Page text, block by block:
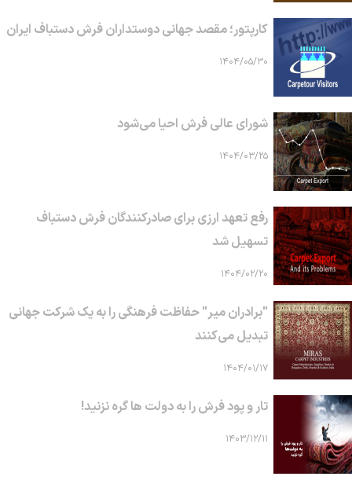
کارپتور؛ مقصد جهانی دوستداران فرش دستباف ایران
۱۴۰۴/۰۵/۳۰
شورای عالی فرش احیا می‌شود
۱۴۰۴/۰۳/۲۵
رفع تعهد ارزی برای صادرکنندگان فرش دستباف
تسهیل شد
۱۴۰۴/۰۲/۲۰
"برادران میر" حفاظت فرهنگی را به یک شرکت جهانی
تبدیل می‌کنند
۱۴۰۴/۰۱/۱۷
تار و پود فرش را به دولت ها گره نزنید!
۱۴۰۳/۱۲/۱۱